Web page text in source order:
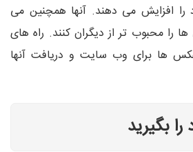
را افزایش می دهند. آنها همچنین می
را محبوب تر از دیگران کنند. راه های
ها برای وب سایت و دریافت آنها
بگیرید